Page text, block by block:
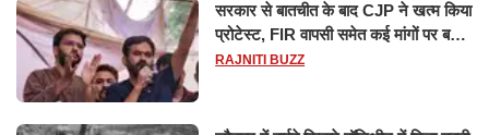
सरकार से बातचीत के बाद CJP ने खत्म किया
प्रोटेस्ट, FIR वापसी समेत कई मांगों पर बनी
सहमति
RAJNITI BUZZ